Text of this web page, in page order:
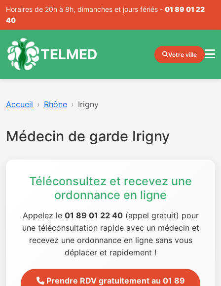
Horaires de 20h à 8h, dimanches et jours fériés - 01 89 01 22
40
TELMED Votre ville
Accueil Rhône Irigny
Médecin de garde Irigny
Téléconsultez et recevez une
ordonnance en ligne
Appelez le 01 89 01 22 40(appel gratuit) pour
une téléconsultation rapide avec un médecin et
recevez une ordonnance en ligne sans vous
déplacer et rapidement !
Prendre RDV gratuitement au 01 89